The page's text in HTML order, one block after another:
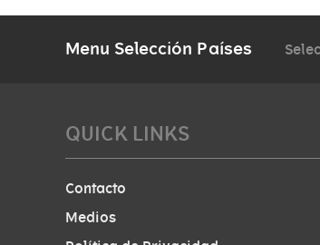
Menu Selección Países
QUICK LINKS
Contacto
Medios